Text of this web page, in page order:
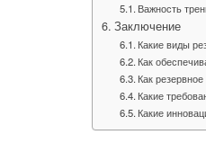
Важность
Заключение
Какие виды
Как
Как
Какие
Какие